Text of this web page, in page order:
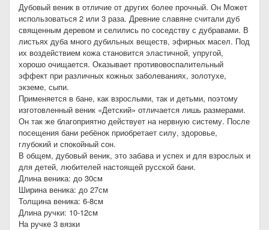
Дубовый веник в отличие от других более прочный. Он Может
использоваться 2 или 3 раза. Древние славяне считали дуб
священным деревом и селились по соседству с дубравами. В
листьях дуба много дубильных веществ, эфирных масел. Под
их воздействием кожа становится эластичной, упругой,
хорошо очищается. Оказывает противовоспалительный
эффект при различных кожных заболеваниях, золотухе,
экземе, сыпи.
Применяется в бане, как взрослыми, так и детьми, поэтому
изготовленный веник «Детский» отличается лишь размерами.
Он так же благоприятно действует на нервную систему. После
посещения бани ребёнок приобретает силу, здоровье,
глубокий и спокойный сон.
В общем, дубовый веник, это забава и успех и для взрослых и
для детей, любителей настоящей русской бани.
Длина веника: до 30см
Ширина веника: до 27см
Толщина веника: 6-8см
Длина ручки: 10-12см
На ручке 3 вязки